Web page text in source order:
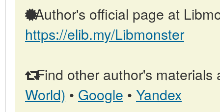
Author's official page at
https://elib.my/Libmonster
Find other author's materials
World) • Google • Yandex